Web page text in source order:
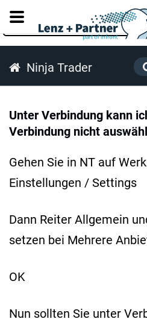
Ninja Trader
Unter Verbindung kann
Verbindung nicht
Gehen Sie in NT auf
Einstellungen / Settings
Dann Reiter Allgemein
setzen bei Mehrere
OK
Nun sollten Sie unter